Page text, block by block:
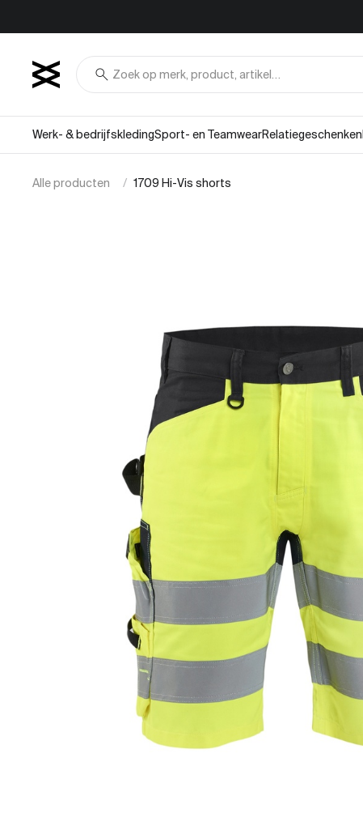
search
Werk- & bedrijfskledingSport- en TeamwearRelatiegeschenken
Alle producten 1709 Hi-Vis shorts